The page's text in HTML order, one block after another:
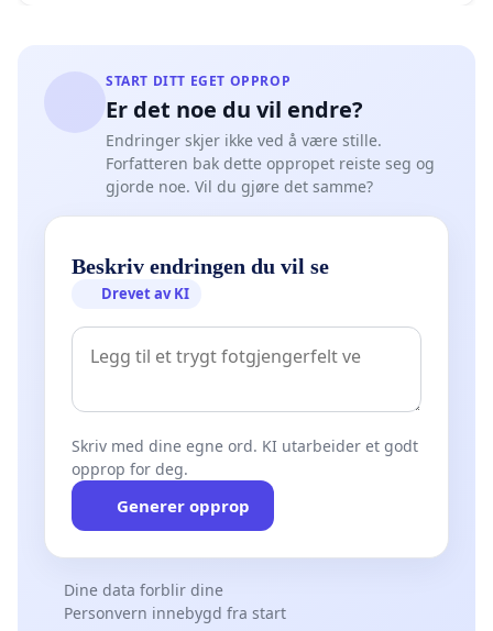
START DITT EGET OPPROP
Er det noe du vil endre?
Endringer skjer ikke ved å være stille.
Forfatteren bak dette oppropet reiste seg og
gjorde noe. Vil du gjøre det samme?
Beskriv endringen du vil se
Drevet av KI
Skriv med dine egne ord. KI utarbeider et godt
opprop for deg.
Generer opprop
Dine data forblir dine
Personvern innebygd fra start